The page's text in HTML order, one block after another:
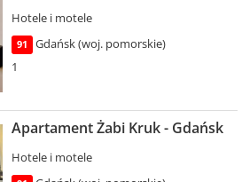
Hotele i motele
91
Gdańsk (woj. pomorskie)
1
Apartament Żabi Kruk - Gdańsk
Hotele i motele